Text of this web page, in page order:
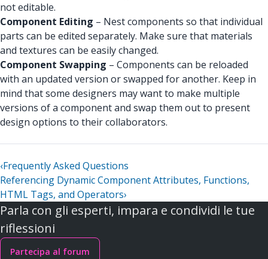
not editable.
Component Editing – Nest components so that individual
parts can be edited separately. Make sure that materials
and textures can be easily changed.
Component Swapping – Components can be reloaded
with an updated version or swapped for another. Keep in
mind that some designers may want to make multiple
versions of a component and swap them out to present
design options to their collaborators.
‹Frequently Asked Questions
Referencing Dynamic Component Attributes, Functions,
HTML Tags, and Operators›
Parla con gli esperti, impara e condividi le tue
riflessioni
Partecipa al forum